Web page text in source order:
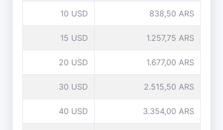
10 USD 838,50 ARS
15 USD 1.257,75 ARS
20 USD 1.677,00 ARS
30 USD 2.515,50 ARS
40 USD 3.354,00 ARS